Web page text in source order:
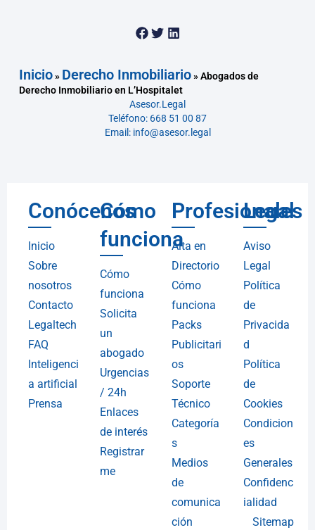
Inicio» Derecho Inmobiliario»Abogados de
Derecho Inmobiliario en L’Hospitalet
Asesor.Legal
Teléfono: 668 51 00 87
Email: info@asesor.legal
Conócenos
Inicio
Sobre
nosotros
Contacto
Legaltech
FAQ
Inteligenci
a artificial
Prensa
Cómo
funciona
Cómo
funciona
Solicita
un
abogado
Urgencias
/ 24h
Enlaces
de interés
Registrar
me
Profesionales
Alta en
Directorio
Cómo
funciona
Packs
Publicitari
os
Soporte
Técnico
Categoría
s
Medios
de
comunica
ción
Legal
Aviso
Legal
Política
de
Privacida
d
Política
de
Cookies
Condicion
es
Generales
Confidenc
ialidad
Sitemap